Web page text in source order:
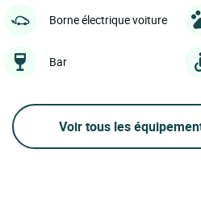
Borne électrique voiture
Bar
Voir tous les